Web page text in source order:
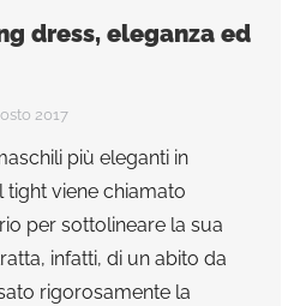
dress, eleganza ed
2017
più eleganti in
tight viene chiamato
per sottolineare la sua
infatti, di un abito da
rigorosamente la